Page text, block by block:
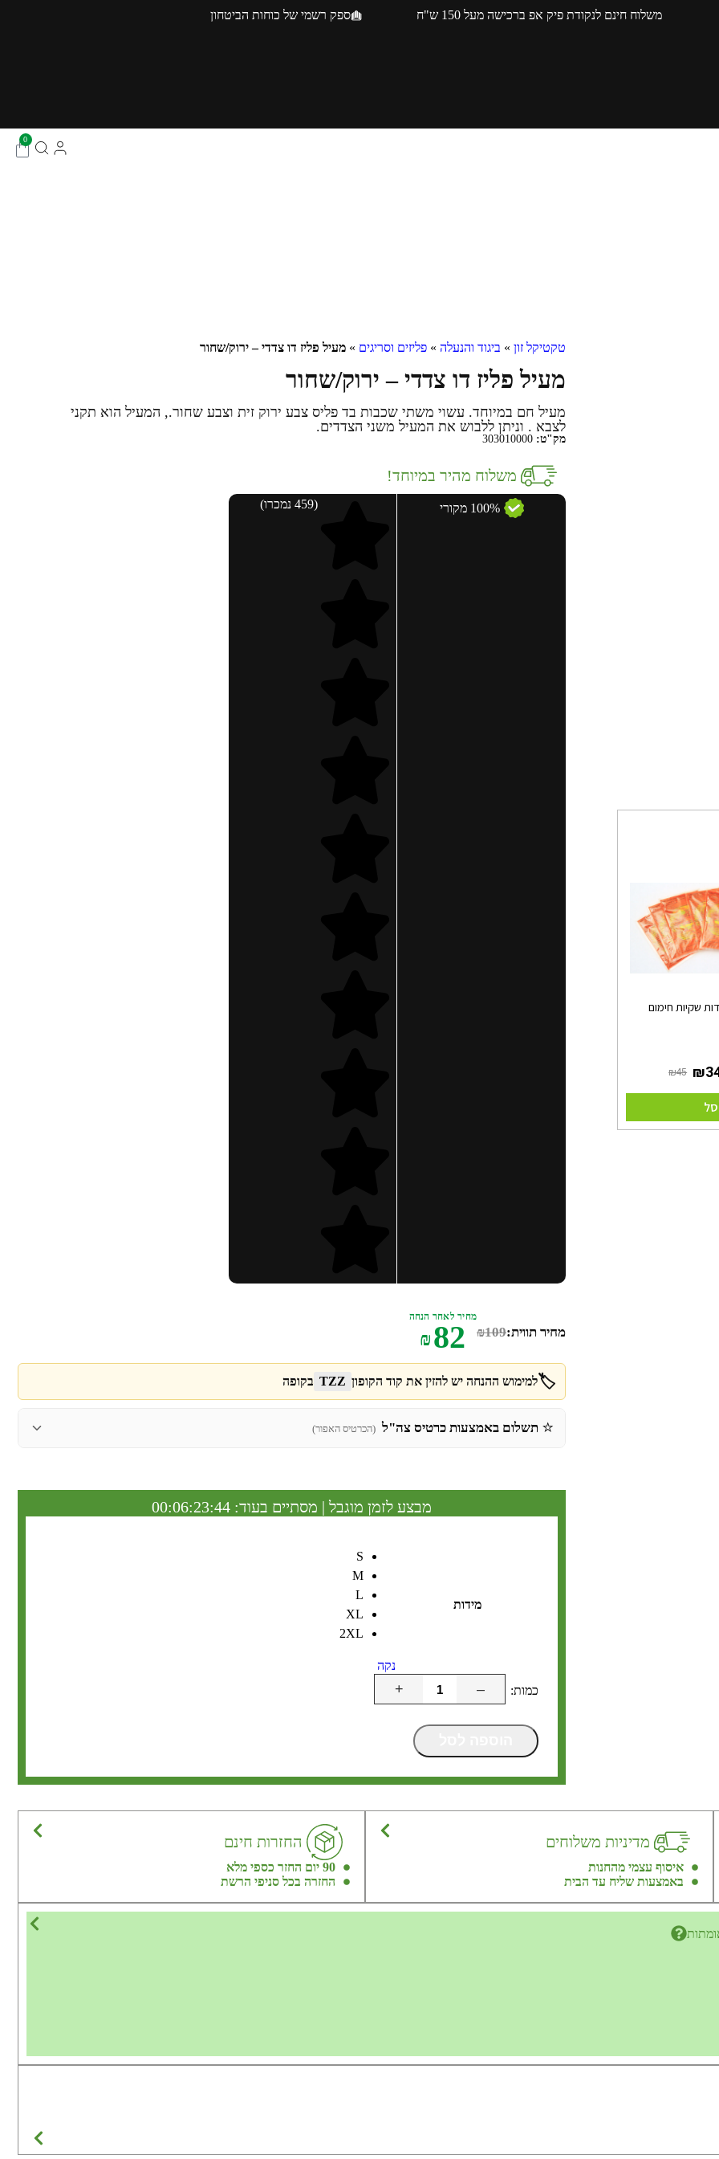
משלוח חינם לנקודת פיק אפ ברכישה מעל 150 ש"ח ספק רשמי של כוחות הביטחון
0
טקטיקל זון » ביגוד והנעלה » פליזים וסריגים » מעיל פליז דו צדדי – ירוק/שחור
מעיל פליז דו צדדי – ירוק/שחור
מעיל חם במיוחד. עשוי משתי שכבות בד פליס צבע ירוק זית וצבע שחור., המעיל הוא תקני
לצבא . וניתן ללבוש את המעיל משני הצדדים.
מק"ט:
משלוח מהיר במיוחד!
100% מקורי (459 נמכרו)
מחיר תווית: ₪109
מחיר לאחר הנחה
₪82
🏷️למימוש ההנחה יש להזין את קוד הקופון TZZ בקופה
⭐ תשלום באמצעות כרטיס צה"ל (הכרטיס האפור)
מבצע לזמן מוגבל | מסתיים בעוד: 00:06:23:43
מידות
S
M
L
XL
2XL
נקה
–
+
מדיניות משלוחים
איסוף עצמי מהחנות
באמצעות שליח עד הבית
החזרות חינם
90 יום החזר כספי מלא
החזרה בכל סניפי הרשת